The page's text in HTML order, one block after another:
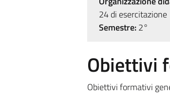
24 di esercitazione
Semestre:2°
Obiettivi
Obiettivi formativi